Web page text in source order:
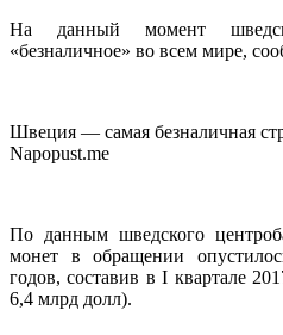
На данный момент
«безналичное» во всем мире,
Швеция — самая безналичная
Napopust.me
По данным шведского
монет в обращении
годов, составив в I квартале
6,4 млрд долл).